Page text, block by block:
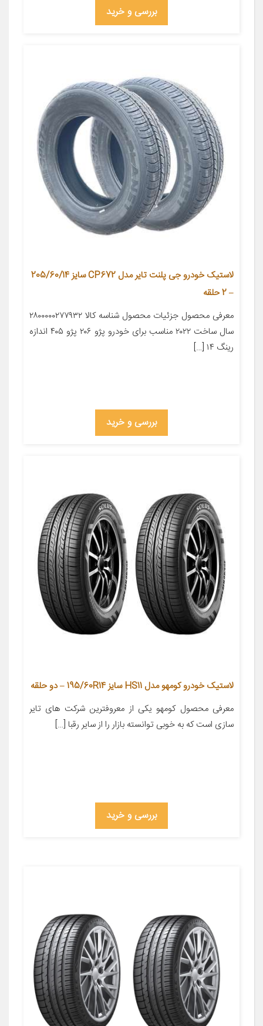
بررسی و خرید
لاستیک خودرو جی پلنت تایر مدل CP672 سایز 205/60/14
– 2 حلقه
معرفی محصول جزئیات محصول شناسه کالا ۲۸۰۰۰۰۰۲۷۷۹۳۲
سال ساخت ۲۰۲۲ مناسب برای خودرو پژو ۲۰۶ پژو ۴۰۵ اندازه
رینگ ۱۴ […]
بررسی و خرید
لاستیک خودرو کومهو مدل HS11 سایز 195/60R14 – دو حلقه
معرفی محصول کومهو یکی از معروفترین شرکت های تایر
سازی است که به خوبی توانسته بازار را از سایر رقبا […]
بررسی و خرید